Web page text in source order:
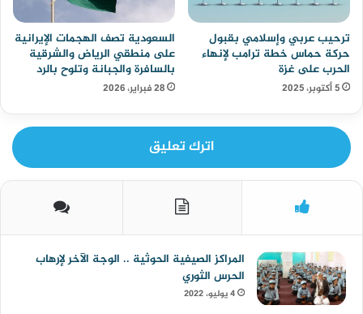
ترحيب عربي وإسلامي بقبول
حركة حماس خطة ترامب لإنهاء
الحرب على غزة
5 أكتوبر، 2025
السعودية تصف الهجمات الإيرانية
على منطقي الرياض والشرقية
بالسافرة والجبانة وتلوح بالرد
28 فبراير، 2026
اترك تعليق
المراكز الصيفية الحوثية .. الوجة الآخر لإرهاب
الحرس الثوري
4 يوليو، 2022